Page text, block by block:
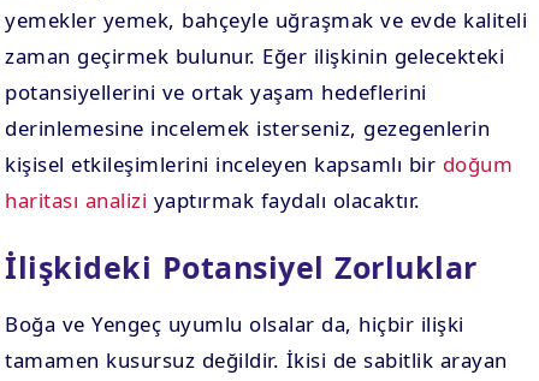
yemekler yemek, bahçeyle uğraşmak ve evde kaliteli
zaman geçirmek bulunur. Eğer ilişkinin gelecekteki
potansiyellerini ve ortak yaşam hedeflerini
derinlemesine incelemek isterseniz, gezegenlerin
kişisel etkileşimlerini inceleyen kapsamlı bir doğum
haritası analizi yaptırmak faydalı olacaktır.
İlişkideki Potansiyel Zorluklar
Boğa ve Yengeç uyumlu olsalar da, hiçbir ilişki
tamamen kusursuz değildir. İkisi de sabitlik arayan